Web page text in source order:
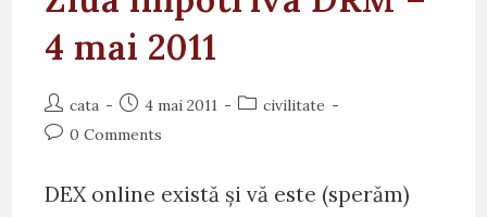
4 mai 2011
Post
author:
cata
Post
published:
4 mai 2011
Postcivilitate
Post0 Comments
DEX online există și vă este (sperăm)